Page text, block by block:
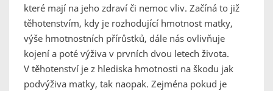
které mají na jeho zdraví či nemoc vliv. Začíná to již
těhotenstvím, kdy je rozhodující hmotnost matky,
výše hmotnostních přírůstků, dále nás ovlivňuje
kojení a poté výživa v prvních dvou letech života.
V těhotenství je z hlediska hmotnosti na škodu jak
podvýživa matky, tak naopak. Zejména pokud je